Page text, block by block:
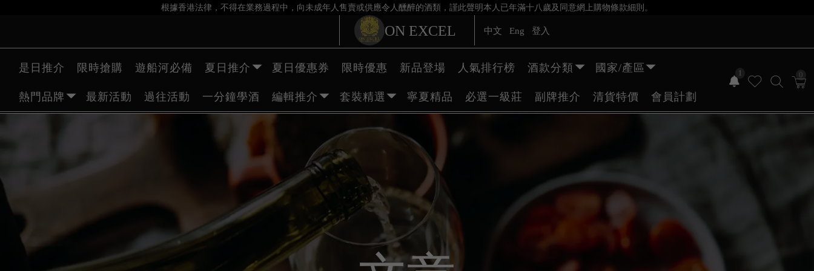
根據香港法律，不得在業務過程中，向未成年人售賣或供應令人醺醉的酒類，謹此聲明本人已年滿十八歲及同意網上購物條款細則。
ON EXCEL 中文 Eng 登入
1 0
是日推介 限時搶購 遊船河必備 夏日推介 夏日優惠券 限時優惠 新品登場 人氣排行榜 酒款分類 國家/產區
熱門品牌 最新活動 過往活動 一分鐘學酒 編輯推介 套裝精選 寧夏精品 必選一級莊 副牌推介 清貨特價 會員計劃